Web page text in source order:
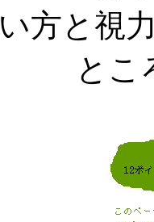
方と視
とこ